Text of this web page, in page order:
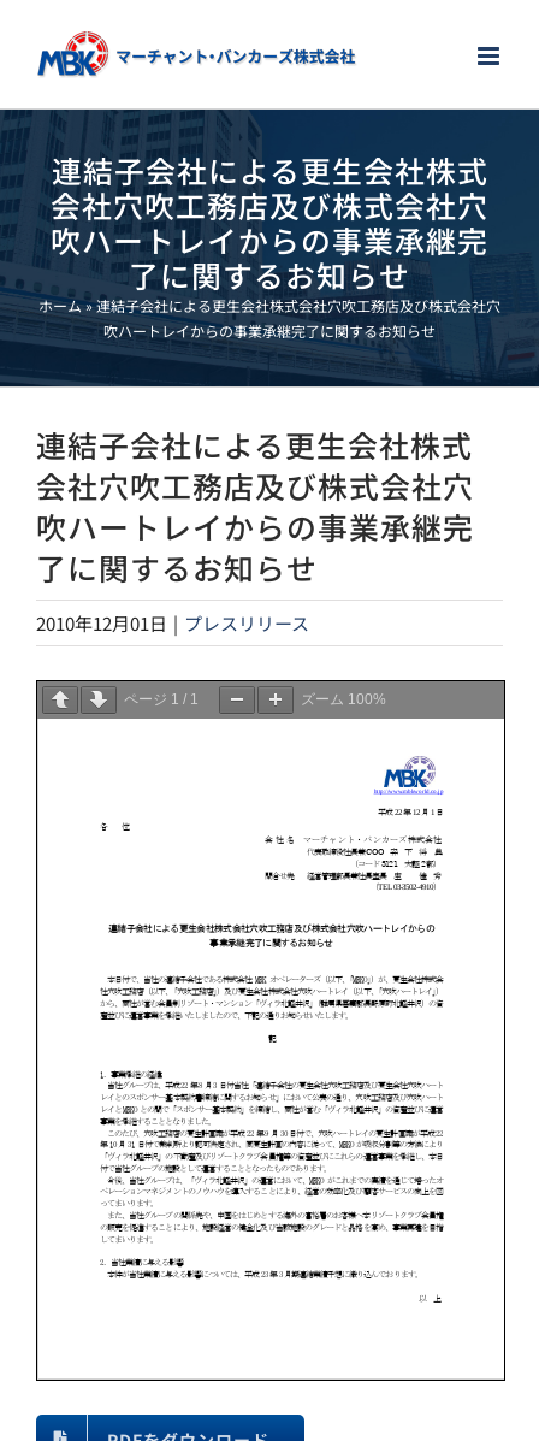
content
連結子会社による更生会社株式
会社穴吹工務店及び株式会社穴
吹ハートレイからの事業承継完
了に関するお知らせ
ホーム»連結子会社による更生会社株式会社穴吹工務店及び株式会社穴
吹ハートレイからの事業承継完了に関するお知らせ
連結子会社による更生会社株式
会社穴吹工務店及び株式会社穴
吹ハートレイからの事業承継完
了に関するお知らせ
2010年12月01日 | プレスリリース
ページ 1 / 1 ズーム 100%